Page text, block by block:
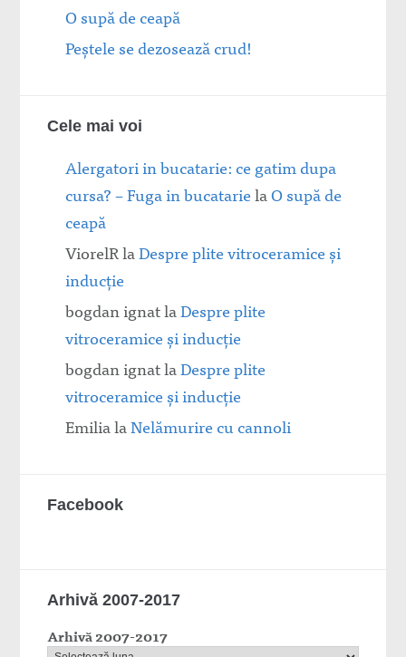
O supă de ceapă
Peștele se dezosează crud!
Cele mai voi
Alergatori in bucatarie: ce gatim dupa
cursa? – Fuga in bucatarielaO supă de
ceapă
ViorelRlaDespre plite vitroceramice şi
inducţie
bogdan ignatlaDespre plite
vitroceramice şi inducţie
bogdan ignatlaDespre plite
vitroceramice şi inducţie
EmilialaNelămurire cu cannoli
Facebook
Arhivă 2007-2017
Arhivă 2007-2017